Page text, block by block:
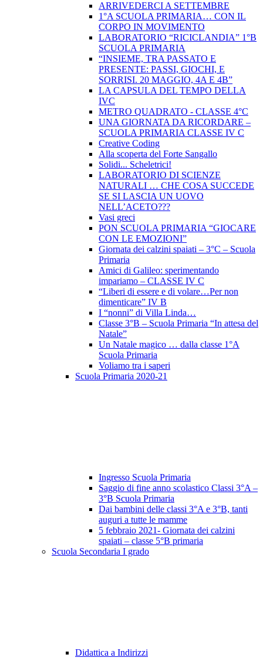
ARRIVEDERCI A SETTEMBRE
1°A SCUOLA PRIMARIA… CON IL
CORPO IN MOVIMENTO
LABORATORIO “RICICLANDIA” 1°B
SCUOLA PRIMARIA
“INSIEME, TRA PASSATO E
PRESENTE: PASSI, GIOCHI, E
SORRISI. 20 MAGGIO, 4A E 4B”
LA CAPSULA DEL TEMPO DELLA
IVC
METRO QUADRATO - CLASSE 4°C
UNA GIORNATA DA RICORDARE –
SCUOLA PRIMARIA CLASSE IV C
Creative Coding
Alla scoperta del Forte Sangallo
Solidi... Scheletrici!
LABORATORIO DI SCIENZE
NATURALI … CHE COSA SUCCEDE
SE SI LASCIA UN UOVO
NELL’ACETO???
Vasi greci
PON SCUOLA PRIMARIA “GIOCARE
CON LE EMOZIONI”
Giornata dei calzini spaiati – 3°C – Scuola
Primaria
Amici di Galileo: sperimentando
impariamo – CLASSE IV C
“Liberi di essere e di volare…Per non
dimenticare” IV B
I “nonni” di Villa Linda…
Classe 3°B – Scuola Primaria “In attesa del
Natale”
Un Natale magico … dalla classe 1°A
Scuola Primaria
Voliamo tra i saperi
Scuola Primaria 2020-21
Ingresso Scuola Primaria
Saggio di fine anno scolastico Classi 3°A –
3°B Scuola Primaria
Dai bambini delle classi 3°A e 3°B, tanti
auguri a tutte le mamme
5 febbraio 2021- Giornata dei calzini
spaiati – classe 5°B primaria
Scuola Secondaria I grado
Didattica a Indirizzi